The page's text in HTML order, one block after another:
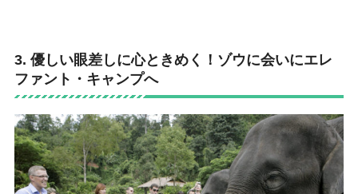
3. 優しい眼差しに心ときめく！ゾウに会いにエレ
ファント・キャンプへ